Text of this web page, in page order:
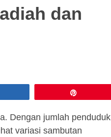
dan
Dengan jumlah penduduk
variasi sambutan